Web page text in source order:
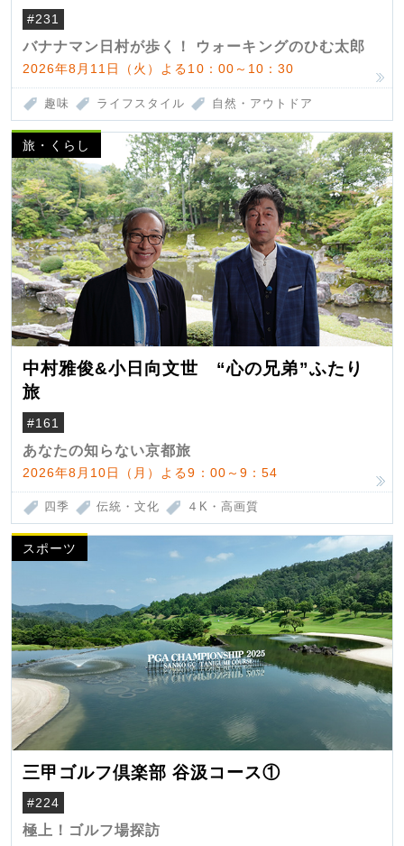
#231
バナナマン日村が歩く！ ウォーキングのひむ太郎
2026年8月11日（火）よる10：00～10：30
趣味 ライフスタイル 自然・アウトドア
旅・くらし
中村雅俊&小日向文世 “心の兄弟”ふたり
旅
#161
あなたの知らない京都旅
2026年8月10日（月）よる9：00～9：54
四季 伝統・文化 ４K・高画質
スポーツ
三甲ゴルフ倶楽部 谷汲コース①
#224
極上！ゴルフ場探訪